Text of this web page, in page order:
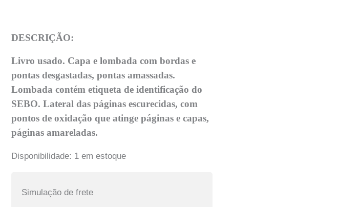
DESCRIÇÃO:
Livro usado. Capa e lombada com bordas e
pontas desgastadas, pontas amassadas.
Lombada contém etiqueta de identificação do
SEBO. Lateral das páginas escurecidas, com
pontos de oxidação que atinge páginas e capas,
páginas amareladas.
Disponibilidade: 1 em estoque
Simulação de frete